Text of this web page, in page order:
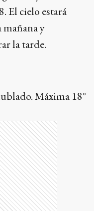
El cielo estará
y
la tarde.
Máxima 18°